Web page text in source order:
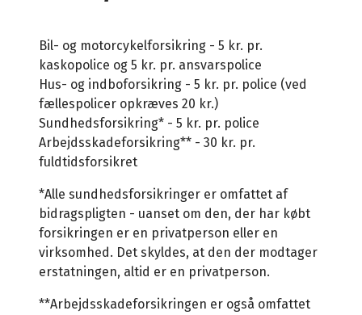
Bil- og motorcykelforsikring - 5 kr. pr.
kaskopolice og 5 kr. pr. ansvarspolice
Hus- og indboforsikring - 5 kr. pr. police (ved
fællespolicer opkræves 20 kr.)
Sundhedsforsikring* - 5 kr. pr. police
Arbejdsskadeforsikring** - 30 kr. pr.
fuldtidsforsikret
*Alle sundhedsforsikringer er omfattet af
bidragspligten - uanset om den, der har købt
forsikringen er en privatperson eller en
virksomhed. Det skyldes, at den der modtager
erstatningen, altid er en privatperson.
**Arbejdsskadeforsikringen er også omfattet